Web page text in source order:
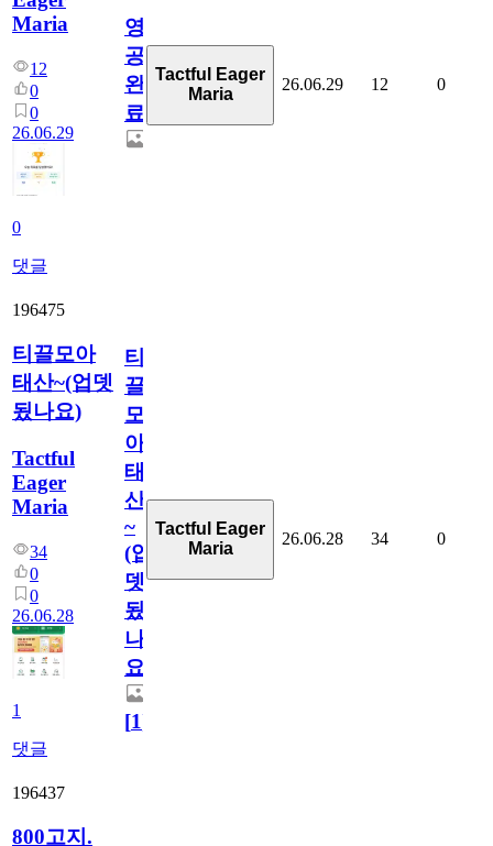
Maria
12
0
0
26.06.29
0
댓글
영
공
완
료
Tactful Eager
Maria
26.06.29 12 0
196475
티끌모아
태산~(업뎃
됬나요)
Tactful
Eager
Maria
34
0
0
26.06.28
1
댓글
티
끌
모
아
태
산
~
(업
뎃
됬
나
요)
[1]
Tactful Eager
Maria
26.06.28 34 0
196437
800고지.